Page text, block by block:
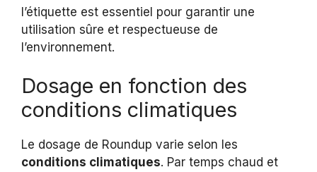
l’étiquette est essentiel pour garantir une
utilisation sûre et respectueuse de
l’environnement.
Dosage en fonction des
conditions climatiques
Le dosage de Roundup varie selon les
conditions climatiques. Par temps chaud et